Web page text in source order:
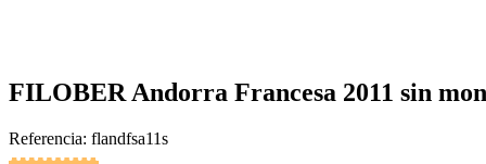
FILOBER Andorra Francesa 2011 sin
Referencia: flandfsa11s